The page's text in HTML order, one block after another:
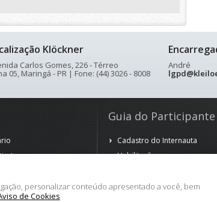
Klöckner
Carlos Gomes, 226 - Térreo
05, Maringá - PR | Fone: (44) 3026 - 8008
André
Guia do Participante
Cadastro do Internauta
Habilitação
Observação
personalizar conteúdo apresentado a você, bem
de Cookies